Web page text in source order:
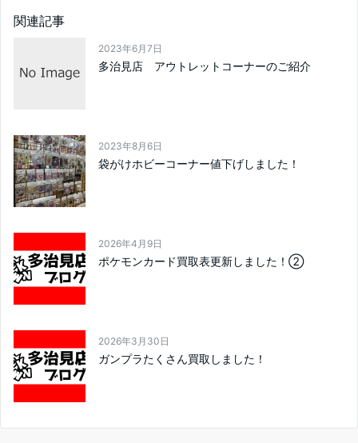
関連記事
2023年6月7日
多治見店 アウトレットコーナーのご紹介
2023年8月6日
袋がけホビーコーナー値下げしました！
2026年4月9日
ポケモンカード買取表更新しました！②
2026年3月30日
ガンプラたくさん買取しました！